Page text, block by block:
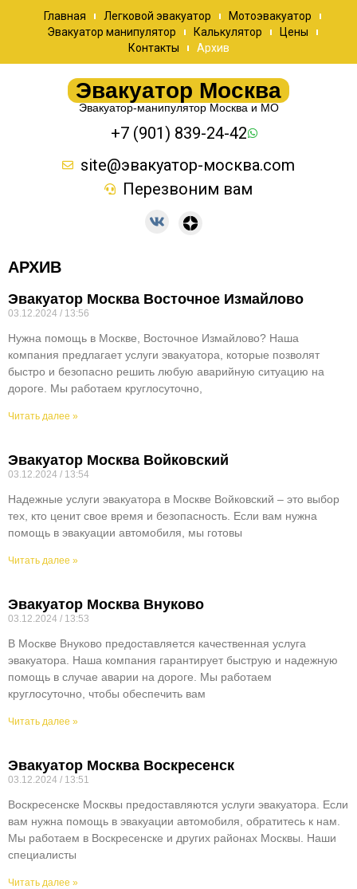
Главная Легковой эвакуатор
Мотоэвакуатор
Эвакуатор манипулятор
Калькулятор
Цены
Контакты
Архив
Эвакуатор Москва
Эвакуатор-манипулятор Москва и МО
+7 (901) 839-24-42
site@эвакуатор-москва.com
Перезвоним вам
АРХИВ
Эвакуатор Москва Восточное Измайлово
03.12.2024 13:56
Нужна помощь в Москве, Восточное Измайлово? Наша
компания предлагает услуги эвакуатора, которые позволят
быстро и безопасно решить любую аварийную ситуацию на
дороге. Мы работаем круглосуточно,
Читать далее »
Эвакуатор Москва Войковский
03.12.2024 13:54
Надежные услуги эвакуатора в Москве Войковский – это выбор
тех, кто ценит свое время и безопасность. Если вам нужна
помощь в эвакуации автомобиля, мы готовы
Читать далее »
Эвакуатор Москва Внуково
03.12.2024 13:53
В Москве Внуково предоставляется качественная услуга
эвакуатора. Наша компания гарантирует быструю и надежную
помощь в случае аварии на дороге. Мы работаем
круглосуточно, чтобы обеспечить вам
Читать далее »
Эвакуатор Москва Воскресенск
03.12.2024 13:51
Воскресенске Москвы предоставляются услуги эвакуатора. Если
вам нужна помощь в эвакуации автомобиля, обратитесь к нам.
Мы работаем в Воскресенске и других районах Москвы. Наши
специалисты
Читать далее »